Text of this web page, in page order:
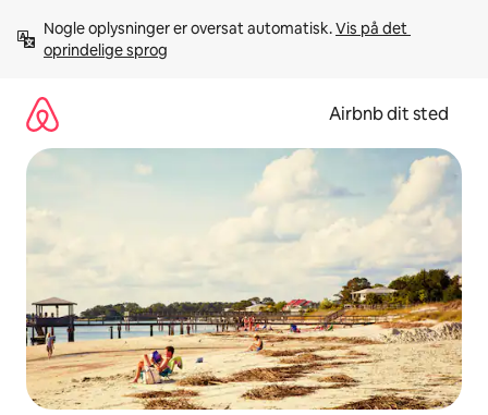
videre
Nogle oplysninger er oversat automatisk. Vis på det
oprindelige sprog
Airbnb dit sted